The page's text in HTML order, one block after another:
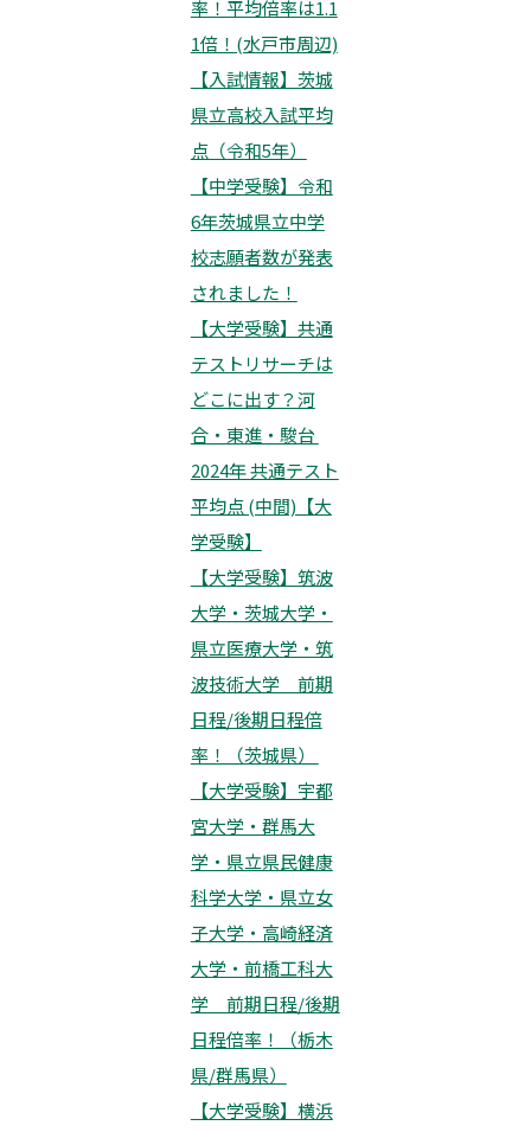
率！平均倍率は1.1
1倍！(水戸市周辺)
【入試情報】茨城
県立高校入試平均
点（令和5年）
【中学受験】令和
6年茨城県立中学
校志願者数が発表
されました！
【大学受験】共通
テストリサーチは
どこに出す？河
合・東進・駿台
2024年 共通テスト
平均点 (中間)【大
学受験】
【大学受験】筑波
大学・茨城大学・
県立医療大学・筑
波技術大学 前期
日程/後期日程倍
率！（茨城県）
【大学受験】宇都
宮大学・群馬大
学・県立県民健康
科学大学・県立女
子大学・高崎経済
大学・前橋工科大
学 前期日程/後期
日程倍率！（栃木
県/群馬県）
【大学受験】横浜